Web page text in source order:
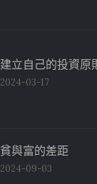
建立自己的投資原
2024-03-17
貧與富的差距
2024-09-03